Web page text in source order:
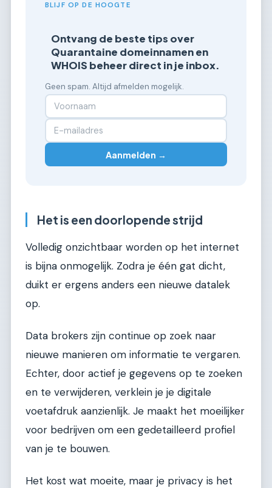
BLIJF OP DE HOOGTE
Ontvang de beste tips over
Quarantaine domeinnamen en
WHOIS beheer direct in je inbox.
Geen spam. Altijd afmelden mogelijk.
Aanmelden →
Het is een doorlopende strijd
Volledig onzichtbaar worden op het internet
is bijna onmogelijk. Zodra je één gat dicht,
duikt er ergens anders een nieuwe datalek
op.
Data brokers zijn continue op zoek naar
nieuwe manieren om informatie te vergaren.
Echter, door actief je gegevens op te zoeken
en te verwijderen, verklein je je digitale
voetafdruk aanzienlijk. Je maakt het moeilijker
voor bedrijven om een gedetailleerd profiel
van je te bouwen.
Het kost wat moeite, maar je privacy is het